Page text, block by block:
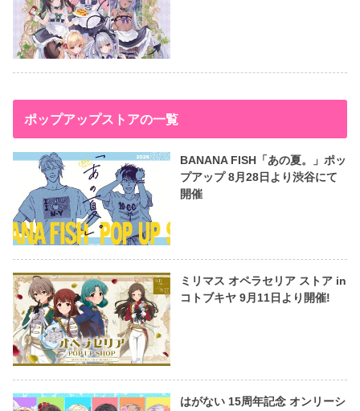
ポップアップストアの一覧
BANANA FISH「あの夏。」ポッ
プアップ 8月28日より渋谷にて
開催
ミリマス オペラセリア ストア in
コトブキヤ 9月11日より開催!
はがない 15周年記念 オンリーシ